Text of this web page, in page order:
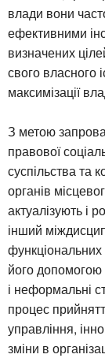
влади вони
ефективними
визначених
свого власного
максимізації
З метою
правової
суспільства та
органів
актуалізують і
інший
функціональних
його допомогою
і неформальні
процес
управління,
зміни в